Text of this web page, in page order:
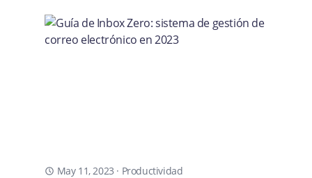
May 11, 2023 · Productividad